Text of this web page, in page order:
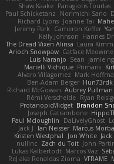
Shaw Kaake Panagiotis Tourlas
Paul Schicketanz
Norimichi Sano
Richard Lyons Joanne Tai
Jeremy Park
Cameron Keffer
Kelly Johnson Hannes
The Dread Vixen Alinsa Laura
Arioch Snowpaw Catface
Luis Naranjo Sean jamie
Marielli Vichique Primaris
Alvaro Villagomez Mark
Ben-Adam Berger Hun73rdk
Richard McGowan Aubrey Pullman
Rémi Verschelde Ryan
ProtanopicMidget Brandon
Joseph Catrambone
Paul Mcloughlin
DaLivelyGhost
Jack J
Ian Neisser Marcus Morba
Kristen Westphal
Jon White
nullinc Zach du Toit John
Lukas Kalbertodt Marcos Vaz
ReJ aka Renaldas Zioma VFRAME